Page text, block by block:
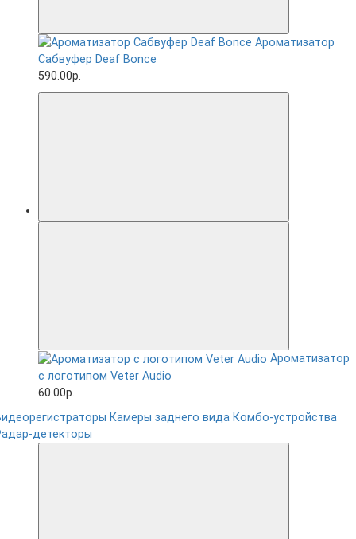
Ароматизатор
Сабвуфер Deaf Bonce
590.00р.
Ароматизатор
с логотипом Veter Audio
60.00р.
Камеры заднего вида Комбо-устройства
детекторы